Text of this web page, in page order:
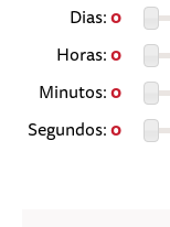
Dias:0
Horas:0
Minutos:0
Segundos:0